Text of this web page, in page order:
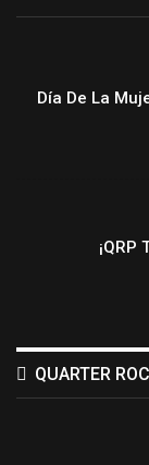
Día De La
¡QRP
QUARTER